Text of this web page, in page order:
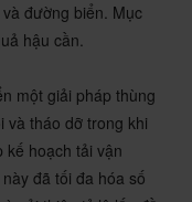
đường biển. Mục
hậu cần.
một giải pháp thùng
và tháo dỡ trong khi
kế hoạch tải vận
đã tối đa hóa số